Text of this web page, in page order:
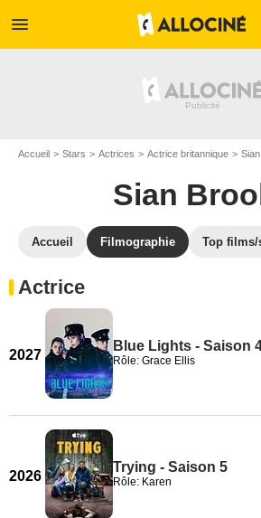
menu
Accueil Stars Actrices Actrice britannique
Sian
Accueil Filmographie Top films/
Actrice
2027
Blue Lights - Saison
Rôle: Grace Ellis
2026
Trying - Saison 5
Rôle: Karen